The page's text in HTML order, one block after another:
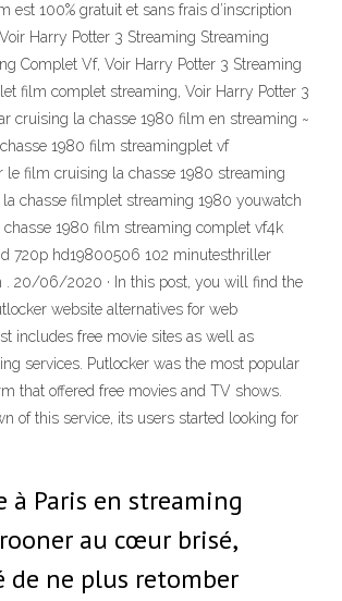
est 100% gratuit et sans frais d’inscription
Harry Potter 3 Streaming Streaming
Complet Vf, Voir Harry Potter 3 Streaming
film complet streaming, Voir Harry Potter 3
cruising la chasse 1980 film en streaming ~
1980 film streamingplet vf
le film cruising la chasse 1980 streaming
la chasse filmplet streaming 1980 youwatch
chasse 1980 film streaming complet vf4k
720p hd19800506 102 minutesthriller
. 20/06/2020 · In this post, you will find the
website alternatives for web
includes free movie sites as well as
services. Putlocker was the most popular
that offered free movies and TV shows.
of this service, its users started looking for
à Paris en streaming
au cœur brisé,
de ne plus retomber